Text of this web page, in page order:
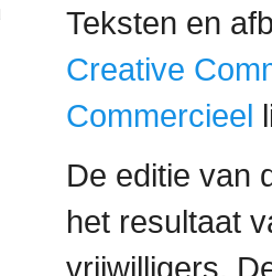
Teksten en
Creative
Commercieel
De editie van
het resultaat
vrijwilligers.